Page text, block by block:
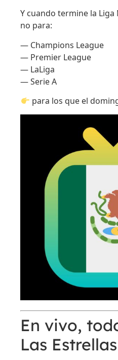
Y cuando termine la
no para:
— Champions League
— Premier League
— LaLiga
— Serie A
para los que el
En vivo,
Las Estrellas